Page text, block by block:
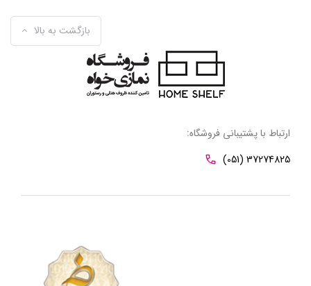
بازگشت به بالا
ارتباط با پشتیبانی فروشگاه:
(051) 37274825